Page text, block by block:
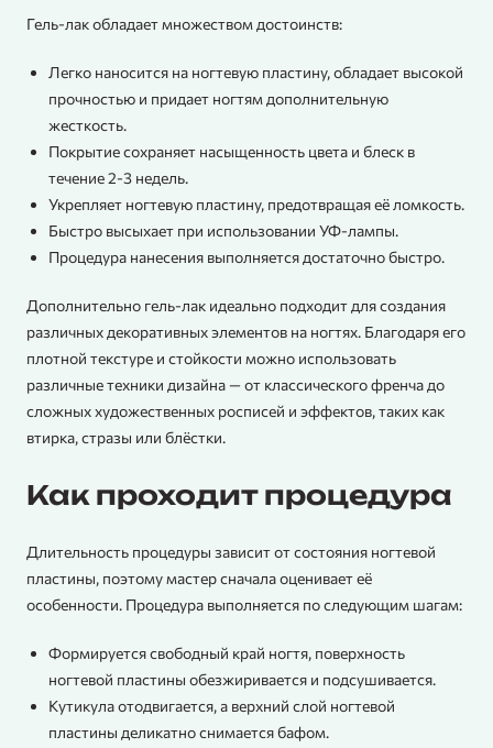
Гель-лак обладает множеством достоинств:
Легко наносится на ногтевую пластину, обладает высокой
прочностью и придает ногтям дополнительную
жесткость.
Покрытие сохраняет насыщенность цвета и блеск в
течение 2-3 недель.
Укрепляет ногтевую пластину, предотвращая её ломкость.
Быстро высыхает при использовании УФ-лампы.
Процедура нанесения выполняется достаточно быстро.
Дополнительно гель-лак идеально подходит для создания
различных декоративных элементов на ногтях. Благодаря его
плотной текстуре и стойкости можно использовать
различные техники дизайна — от классического френча до
сложных художественных росписей и эффектов, таких как
втирка, стразы или блёстки.
Как проходит процедура
Длительность процедуры зависит от состояния ногтевой
пластины, поэтому мастер сначала оценивает её
особенности. Процедура выполняется по следующим шагам:
Формируется свободный край ногтя, поверхность
ногтевой пластины обезжиривается и подсушивается.
Кутикула отодвигается, а верхний слой ногтевой
пластины деликатно снимается бафом.